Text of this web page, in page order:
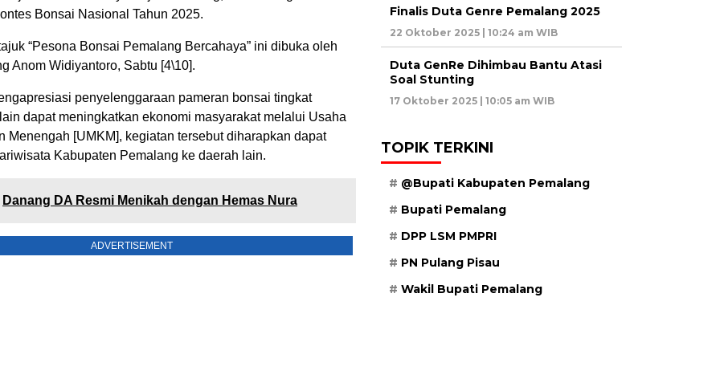
Bonsai Nasional Tahun 2025.
“Pesona Bonsai Pemalang Bercahaya” ini dibuka oleh
Anom Widiyantoro, Sabtu [4\10].
penyelenggaraan pameran bonsai tingkat
dapat meningkatkan ekonomi masyarakat melalui Usaha
Menengah [UMKM], kegiatan tersebut diharapkan dapat
Kabupaten Pemalang ke daerah lain.
Danang DA Resmi Menikah dengan Hemas Nura
ADVERTISEMENT
Finalis Duta Genre Pemalang 2025
22 Oktober 2025 | 10:24 am WIB
Duta GenRe Dihimbau Bantu Atasi
Soal Stunting
17 Oktober 2025 | 10:05 am WIB
TOPIK TERKINI
@Bupati Kabupaten Pemalang
Bupati Pemalang
DPP LSM PMPRI
PN Pulang Pisau
Wakil Bupati Pemalang